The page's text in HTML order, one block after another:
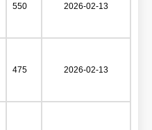
550 2026-02-13
475 2026-02-13